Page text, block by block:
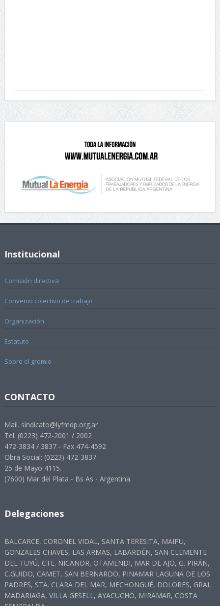
Institucional
Comisión directiva
Convenio colectivo de trabajo
Organización
Estatuto
Sobre el gremio
CONTACTO
Mail. sindicato@lyfmdp.org.ar
Tel. (0223) 472-2001 / 2002
472-3834 / 3837 - Fax 474-4592
Obra Social: (0223) 472-3837
25 de Mayo 4115.
(7600) Mar del Plata - Bs As - Argentina.
Delegaciones
BALCARCE, CORONEL VIDAL, SANTA TERESITA, MAIPU,
GONZALES CHAVES, LAS ARMAS, LABARDÉN, SAN CLEMENTE
DEL TUYÚ, CTE. NICANOR, OTAMENDI, MAR DE AJO, G. PIRÁN,
C.GUIDO, CAMET, SAN BERNARDO, PINAMAR LAGUNA DE LOS
PADRES, STA. CLARA DEL MAR, MECHONGUÉ, DOLORES, GRAL.
MADARIAGA, VILLA GESELL, AYACUCHO, MIRAMAR, COSTA